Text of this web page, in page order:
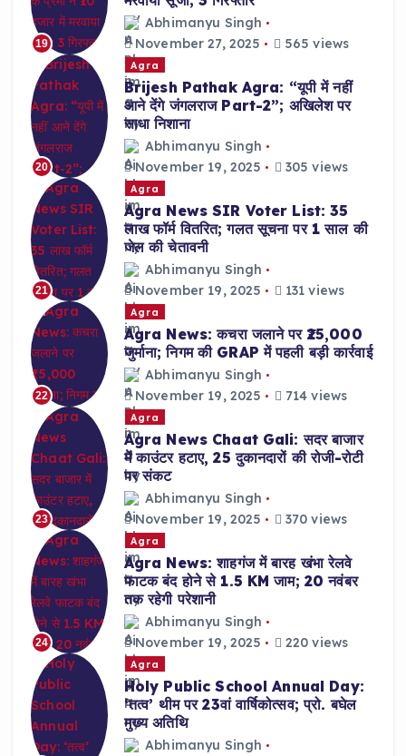
19
Abhimanyu Singh
November 27, 2025
565 views
20
Agra
Brijesh Pathak Agra: “यूपी में नहीं
आने देंगे जंगलराज Part-2”; अखिलेश पर
साधा निशाना
Abhimanyu Singh
November 19, 2025
305 views
21
Agra
Agra News SIR Voter List: 35
लाख फॉर्म वितरित; गलत सूचना पर 1 साल की
जेल की चेतावनी
Abhimanyu Singh
November 19, 2025
131 views
22
Agra
Agra News: कचरा जलाने पर ₹25,000
जुर्माना; निगम की GRAP में पहली बड़ी कार्रवाई
Abhimanyu Singh
November 19, 2025
714 views
23
Agra
Agra News Chaat Gali: सदर बाजार
में काउंटर हटाए, 25 दुकानदारों की रोजी-रोटी
पर संकट
Abhimanyu Singh
November 19, 2025
370 views
24
Agra
Agra News: शाहगंज में बारह खंभा रेलवे
फाटक बंद होने से 1.5 KM जाम; 20 नवंबर
तक रहेगी परेशानी
Abhimanyu Singh
November 19, 2025
220 views
Agra
Holy Public School Annual Day:
‘तत्व’ थीम पर 23वां वार्षिकोत्सव; प्रो. बघेल
मुख्य अतिथि
Abhimanyu Singh